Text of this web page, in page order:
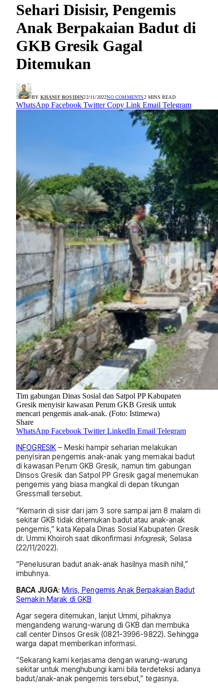
Sehari Disisir, Pengemis
Anak Berpakaian Badut di
GKB Gresik Gagal
Ditemukan
BY KHANIF ROSIDIN22/11/2022NO COMMENTS2 MINS READ
WhatsApp Facebook Twitter Copy Link Email Telegram
Tim gabungan Dinas Sosial dan Satpol PP Kabupaten
Gresik menyisir kawasan Perum GKB Gresik untuk
mencari pengemis anak-anak. (Foto: Istimewa)
Share
WhatsApp Facebook Twitter LinkedIn Email Telegram
INFOGRESIK – Meski hampir seharian melakukan
penyisiran pengemis anak-anak yang memakai badut
di kawasan Perum GKB Gresik, namun tim gabungan
Dinsos Gresik dan Satpol PP Gresik gagal menemukan
pengemis yang biasa mangkal di depan tikungan
Gressmall tersebut.
“Kemarin di sisir dari jam 3 sore sampai jam 8 malam di
sekitar GKB tidak ditemukan badut atau anak-anak
pengemis,” kata Kepala Dinas Sosial Kabupaten Gresik
dr. Ummi Khoiroh saat dikonfirmasi Infogresik, Selasa
(22/11/2022).
“Penelusuran badut anak-anak hasilnya masih nihil,”
imbuhnya.
BACA JUGA:Miris, Pengemis Anak Berpakaian Badut
Semakin Marak di GKB
Agar segera ditemukan, lanjut Ummi, pihaknya
mengandeng warung-warung di GKB dan membuka
call center Dinsos Gresik (0821-3996-9822). Sehingga
warga dapat memberikan informasi.
“Sekarang kami kerjasama dengan warung-warung
sekitar untuk menghubungi kami bila terdeteksi adanya
badut/anak-anak pengemis tersebut,” tegasnya.